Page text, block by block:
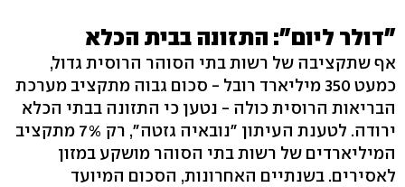
"דולר ליום": התזונה בבית הכלא
אף שתקציבה של רשות בתי הסוהר הרוסית גדול,
כמעט 350 מיליארד רובל - סכום גבוה מתקציב מערכת
הבריאות הרוסית כולה - נטען כי התזונה בבתי הכלא
ירודה. לטענת העיתון "נובאיה גזטה", רק 7% מתקציב
המיליארדים של רשות בתי הסוהר מושקע במזון
לאסירים. בשנתיים האחרונות, הסכום המיועד